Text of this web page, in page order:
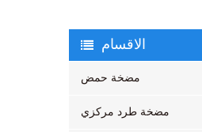
الاقسام
مضخة حمض
مضخة طرد مركزي